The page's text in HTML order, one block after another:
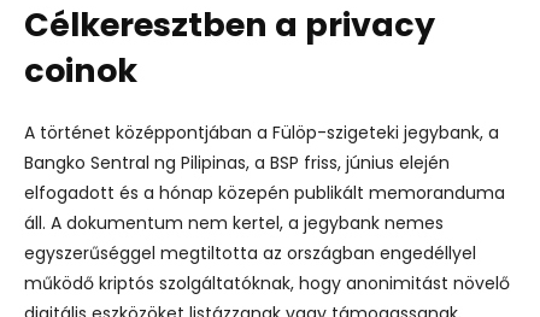
Célkeresztben a privacy
coinok
A történet középpontjában a Fülöp-szigeteki jegybank, a
Bangko Sentral ng Pilipinas, a BSP friss, június elején
elfogadott és a hónap közepén publikált memoranduma
áll. A dokumentum nem kertel, a jegybank nemes
egyszerűséggel megtiltotta az országban engedéllyel
működő kriptós szolgáltatóknak, hogy anonimitást növelő